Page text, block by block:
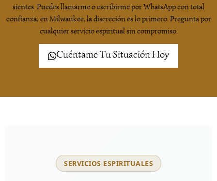
sientes. Puedes llamarme o escribirme por WhatsApp con total
confianza; en Milwaukee, la discreción es lo primero. Pregunta por
cualquier servicio espiritual sin compromiso.
Cuéntame Tu Situación Hoy
SERVICIOS ESPIRITUALES